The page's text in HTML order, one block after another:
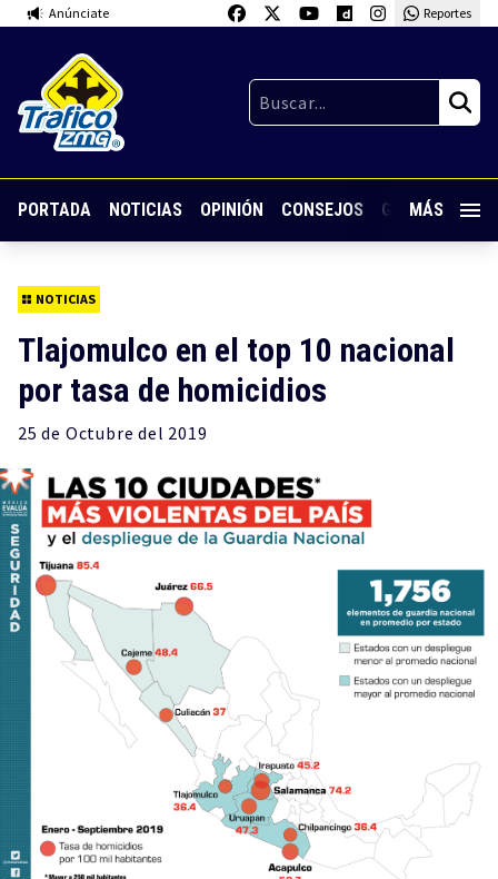
Anúnciate Reportes
PORTADA NOTICIAS OPINIÓN CONSEJOS GUARDIA
MÁS
NOTICIAS
Tlajomulco en el top 10 nacional
por tasa de homicidios
25 de Octubre del 2019